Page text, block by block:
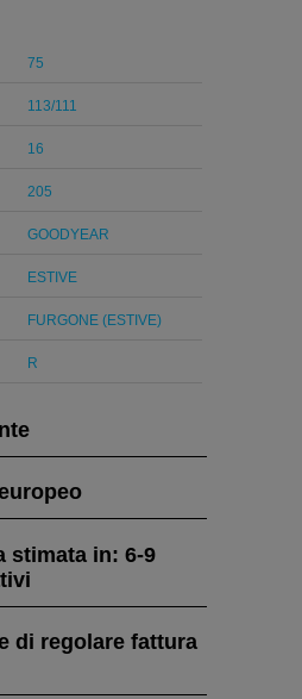
75
113/111
16
205
GOODYEAR
ESTIVE
FURGONE (ESTIVE)
R
stimata in: 6-9
di regolare fattura